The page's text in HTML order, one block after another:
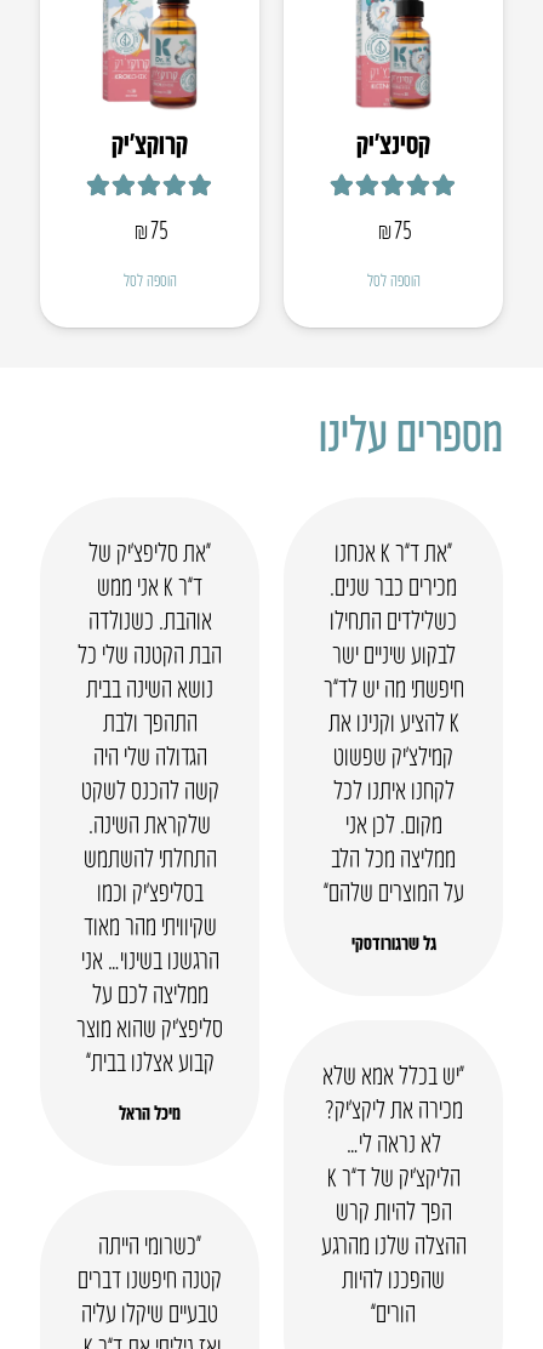
קסינצ’יק
₪75
הוספה לסל
קרוקצ׳יק
₪75
הוספה לסל
מספרים עלינו
“את ד”ר K אנחנו
מכירים כבר שנים.
כשלילדים התחילו
לבקוע שיניים ישר
חיפשתי מה יש לד”ר
K להציע וקנינו את
קמילצ’יק שפשוט
לקחנו איתנו לכל
מקום. לכן אני
ממליצה מכל הלב
על המוצרים שלהם”
גל שרגורודסקי
“את סליפצ’יק של
ד”ר K אני ממש
אוהבת. כשנולדה
הבת הקטנה שלי כל
נושא השינה בבית
התהפך ולבת
הגדולה שלי היה
קשה להכנס לשקט
שלקראת השינה.
התחלתי להשתמש
בסליפצ’יק וכמו
שקיוויתי מהר מאוד
הרגשנו בשינוי… אני
ממליצה לכם על
סליפצ’יק שהוא מוצר
קבוע אצלנו בבית”
מיכל הראל
“יש בכלל אמא שלא
מכירה את ליקצ’יק?
לא נראה לי…
הליקצ’יק של ד”ר K
הפך להיות קרש
ההצלה שלנו מהרגע
שהפכנו להיות
הורים”
“כשרומי הייתה
קטנה חיפשנו דברים
טבעיים שיקלו עליה